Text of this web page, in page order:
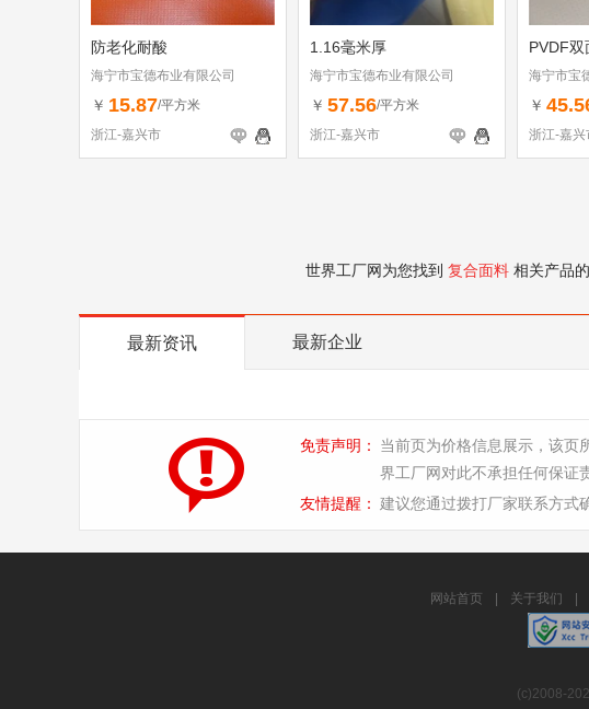
防老化耐酸
海宁市宝德布业有限公司
￥ 15.87/平方米
浙江-嘉兴市
1.16毫米厚
海宁市宝德布业有限公司
￥ 57.56/平方米
浙江-嘉兴市
PVDF双
海宁市宝
￥
浙江-嘉兴
世界工厂网为您找到 复合面料 相关产品
最新资讯 最新企业
免责声明：
当前页为价格信息展示，该页
界工厂网对此不承担任何保证
友情提醒： 建议您通过拨打厂家联系方式
网站首页 关于我们
(c)2008-